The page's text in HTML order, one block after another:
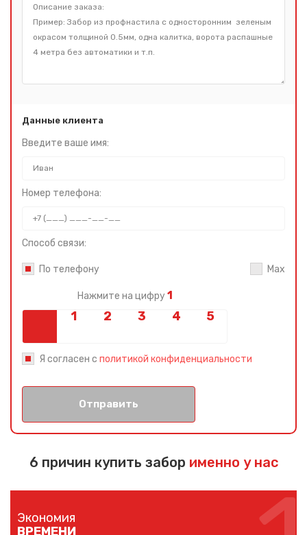
Данные клиента
Введите ваше имя:
Номер телефона:
Способ связи:
По телефону Max
Нажмите на цифру 1
Я согласен с политикой конфиденциальности
Отправить
6 причин купить забор именно у нас
Экономия
ВРЕМЕНИ